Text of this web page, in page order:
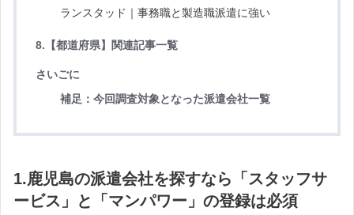
ランスタッド｜事務職と製造職派遣に強い
8. 【都道府県】関連記事一覧
さいごに
補足：今回調査対象となった派遣会社一覧
1.鹿児島の派遣会社を探すなら「スタッフサ
ービス」と「マンパワー」の登録は必須